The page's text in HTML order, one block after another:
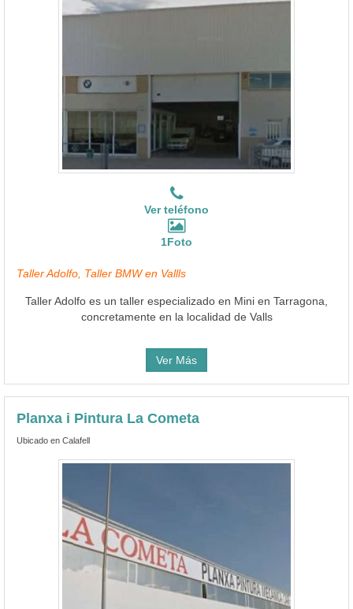
Ver teléfono
1Foto
Taller Adolfo, Taller BMW en Vallls
Taller Adolfo es un taller especializado en Mini en Tarragona,
concretamente en la localidad de Valls
Ver Más
Planxa i Pintura La Cometa
Ubicado en Calafell